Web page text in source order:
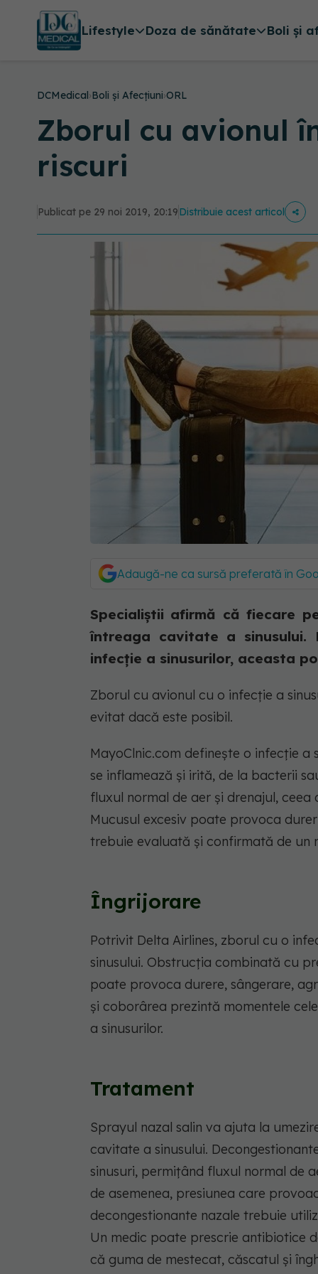
Lifestyle Doza de sănătate Boli și
DCMedical›Boli și Afecțiuni›ORL
Zborul cu avionul
riscuri
Publicat pe 29 noi 2019, 20:19Distribuie acest articol
Adaugă-ne ca sursă preferată în
Specialiștii afirmă că fiecare
întreaga cavitate a sinusului.
infecție a sinusurilor, aceasta
Zborul cu avionul cu o infecție a
evitat dacă este posibil.
MayoClnic.com definește o infecție
se inflamează și irită, de la bacterii
fluxul normal de aer și drenajul,
Mucusul excesiv poate provoca
trebuie evaluată și confirmată de un
Îngrijorare
Potrivit Delta Airlines, zborul cu o
sinusului. Obstrucția combinată cu
poate provoca durere, sângerare,
și coborârea prezintă momentele
a sinusurilor.
Tratament
Sprayul nazal salin va ajuta la
cavitate a sinusului.
sinusuri, permițând fluxul normal de
de asemenea, presiunea care
decongestionante nazale trebuie
Un medic poate prescrie antibiotice
că guma de mestecat, căscatul și